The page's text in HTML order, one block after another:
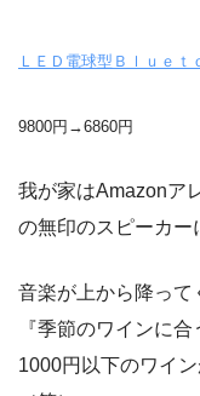
ＬＥＤ電球型Ｂｌｕｅｔ
9800円→6860円
我が家はAmazonア
の無印のスピーカー
音楽が上から降って
『季節のワインに
1000円以下のワイ